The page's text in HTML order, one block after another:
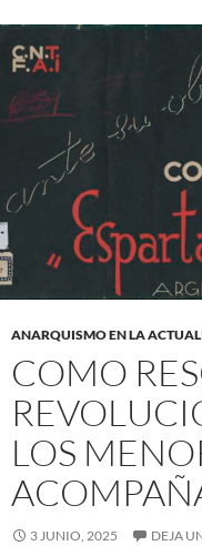
ANARQUISMO EN LA
COMO
LOS
3 JUNIO, 2025 DEJA